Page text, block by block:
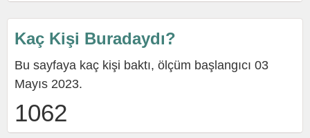
Kaç Kişi Buradaydı?
Bu sayfaya kaç kişi baktı, ölçüm başlangıcı 03
Mayıs 2023.
1062